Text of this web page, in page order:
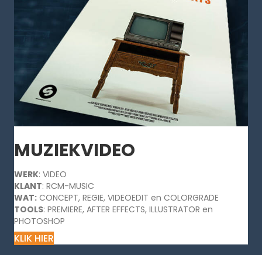
MUZIEKVIDEO
WERK: VIDEO
KLANT: RCM-MUSIC
WAT: CONCEPT, REGIE, VIDEOEDIT en COLORGRADE
TOOLS: PREMIERE, AFTER EFFECTS, ILLUSTRATOR en
PHOTOSHOP
KLIK HIER